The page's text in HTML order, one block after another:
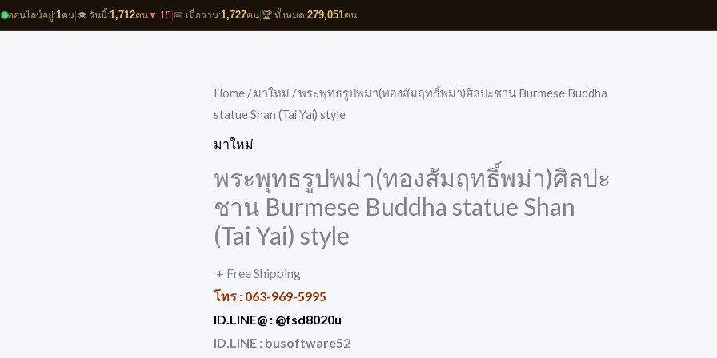
ออนไลน์อยู่:1คน 👁️ วันนี้:1,712คน▼ 15 📅 เมื่อวาน:1,727คน 🏆 ทั้งหมด:279,051คน
Home /มาใหม่ / พระพุทธรูปพม่า(ทองสัมฤทธิ์พม่า)ศิลปะชาน Burmese Buddha
statue Shan (Tai Yai) style
มาใหม่
พระพุทธรูปพม่า(ทองสัมฤทธิ์พม่า)ศิลปะ
ชาน Burmese Buddha statue Shan
(Tai Yai) style
+ Free Shipping
โทร : 063-969-5995
ID.LINE@ : @fsd8020u
ID.LINE : busoftware52